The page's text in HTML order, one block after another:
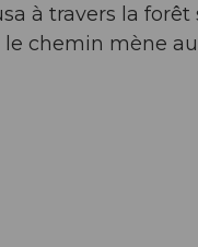
à travers la
chemin mène